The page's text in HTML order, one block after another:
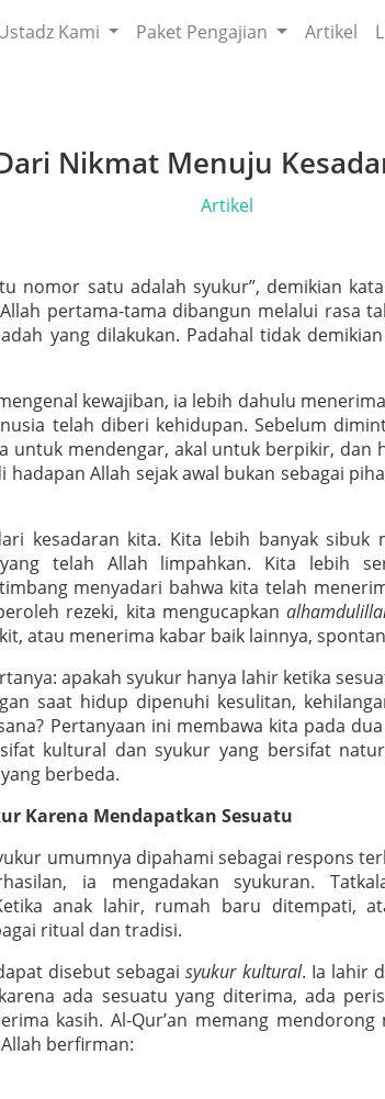
Kami Paket Pengajian Artikel
Nikmat Menuju
Artikel
nomor satu adalah syukur”, demikian
pertama-tama dibangun melalui rasa
yang dilakukan. Padahal tidak
kewajiban, ia lebih dahulu
telah diberi kehidupan. Sebelum
untuk mendengar, akal untuk berpikir, dan
hadapan Allah sejak awal bukan sebagai
kesadaran kita. Kita lebih banyak sibuk
telah Allah limpahkan. Kita lebih
menyadari bahwa kita telah
rezeki, kita mengucapkan
atau menerima kabar baik lainnya,
apakah syukur hanya lahir ketika
saat hidup dipenuhi kesulitan,
Pertanyaan ini membawa kita pada
kultural dan syukur yang bersifat
berbeda.
Karena Mendapatkan Sesuatu
umumnya dipahami sebagai respons
ia mengadakan syukuran.
anak lahir, rumah baru ditempati,
ritual dan tradisi.
disebut sebagaisyukur kultural. Ia lahir
ada sesuatu yang diterima, ada
kasih. Al-Qur’an memang
berfirman: